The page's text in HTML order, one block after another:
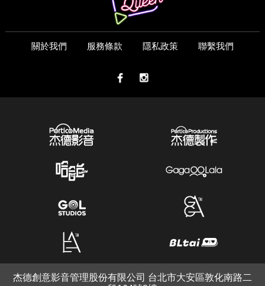
關於我們 服務條款 隱私政策 聯繫我們
杰德創意影音管理股份有限公司 台北市大安區敦化南路二